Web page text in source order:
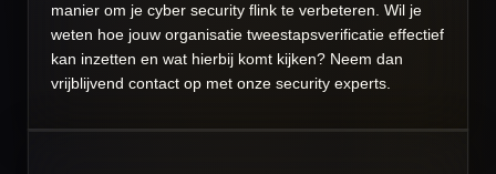
manier om je cyber security flink te verbeteren. Wil je
weten hoe jouw organisatie tweestapsverificatie effectief
kan inzetten en wat hierbij komt kijken? Neem dan
vrijblijvend contact op met onze security experts.